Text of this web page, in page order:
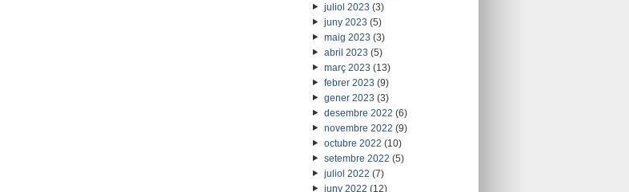
juliol 2023 (3)
juny 2023 (5)
maig 2023 (3)
abril 2023 (5)
març 2023 (13)
febrer 2023 (9)
gener 2023 (3)
desembre 2022 (6)
novembre 2022 (9)
octubre 2022 (10)
setembre 2022 (5)
juliol 2022 (7)
juny 2022 (12)